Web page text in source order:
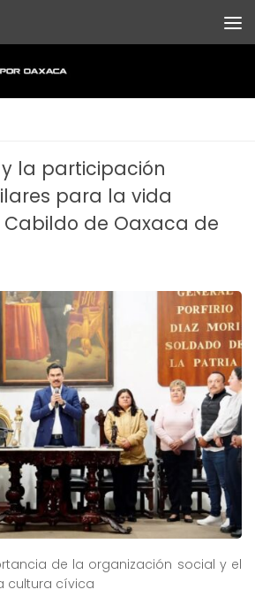
la participación
para la vida
de Oaxaca de
de la organización social y el
cultura cívica